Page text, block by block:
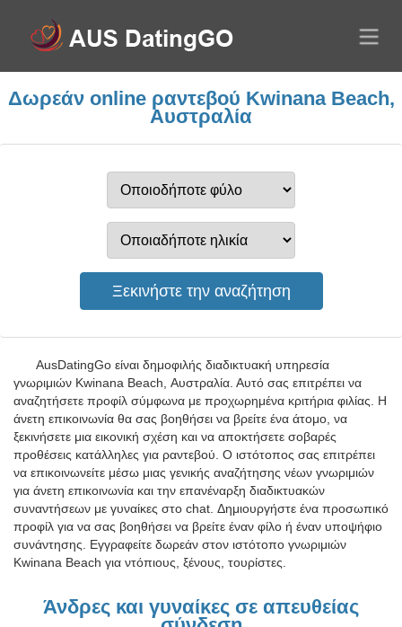
Δωρεάν online ραντεβού Kwinana Beach,
Αυστραλία
AusDatingGo είναι δημοφιλής διαδικτυακή υπηρεσία
γνωριμιών Kwinana Beach, Αυστραλία. Αυτό σας επιτρέπει να
αναζητήσετε προφίλ σύμφωνα με προχωρημένα κριτήρια φιλίας. Η
άνετη επικοινωνία θα σας βοηθήσει να βρείτε ένα άτομο, να
ξεκινήσετε μια εικονική σχέση και να αποκτήσετε σοβαρές
προθέσεις κατάλληλες για ραντεβού. Ο ιστότοπος σας επιτρέπει
να επικοινωνείτε μέσω μιας γενικής αναζήτησης νέων γνωριμιών
για άνετη επικοινωνία και την επανέναρξη διαδικτυακών
συναντήσεων με γυναίκες στο chat. Δημιουργήστε ένα προσωπικό
προφίλ για να σας βοηθήσει να βρείτε έναν φίλο ή έναν υποψήφιο
συνάντησης. Εγγραφείτε δωρεάν στον ιστότοπο γνωριμιών
Kwinana Beach για ντόπιους, ξένους, τουρίστες.
Άνδρες και γυναίκες σε απευθείας